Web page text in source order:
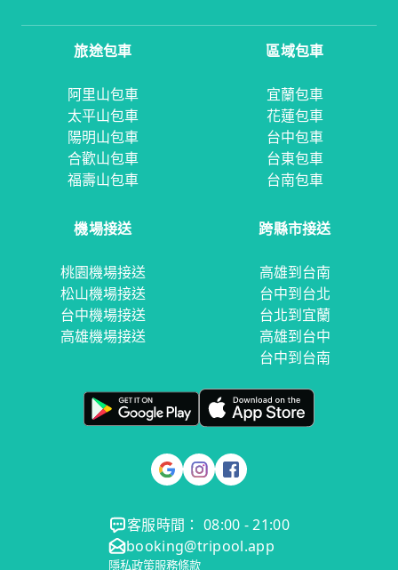
旅途包車
阿里山包車
太平山包車
陽明山包車
合歡山包車
福壽山包車
區域包車
宜蘭包車
花蓮包車
台中包車
台東包車
台南包車
機場接送
桃園機場接送
松山機場接送
台中機場接送
高雄機場接送
跨縣市接送
高雄到台南
台中到台北
台北到宜蘭
高雄到台中
台中到台南
客服時間： 08:00 - 21:00
booking@tripool.app
隱私政策服務條款